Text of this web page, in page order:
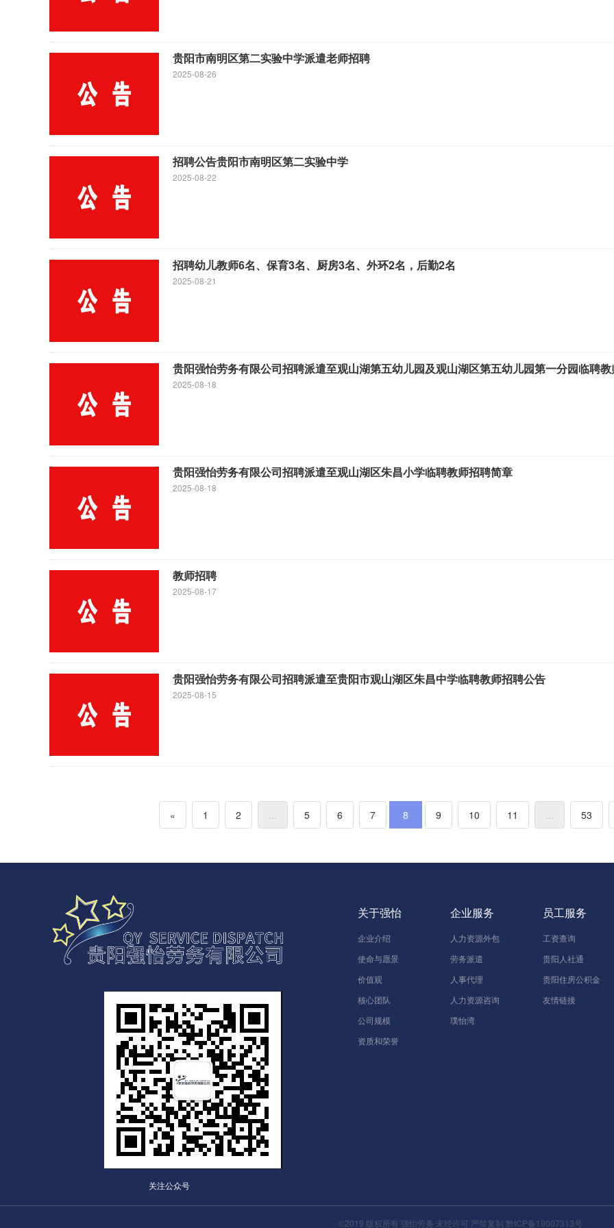
贵阳市南明区第二实验中学派遣老师招聘
2025-08-26
招聘公告贵阳市南明区第二实验中学
2025-08-22
招聘幼儿教师6名、保育3名、厨房3名、外环2名，后勤2名
2025-08-21
贵阳强怡劳务有限公司招聘派遣至观山湖第五幼儿园及观山湖区第五幼儿园第一分园临聘
2025-08-18
贵阳强怡劳务有限公司招聘派遣至观山湖区朱昌小学临聘教师招聘简章
2025-08-18
教师招聘
2025-08-17
贵阳强怡劳务有限公司招聘派遣至贵阳市观山湖区朱昌中学临聘教师招聘公告
2025-08-15
« 1 2 ... 5 6 7 8 9 10 11 ... 53
关注公众号
关于强怡
企业介绍
使命与愿景
价值观
核心团队
公司规模
资质和荣誉
企业服务
人力资源外包
劳务派遣
人事代理
人力资源咨询
璞怡湾
员工服务
工资查询
贵阳人社通
贵阳住房公积金
友情链接
©2019 版权所有 强怡劳务 未经许可 严禁复制 黔ICP备19007313号